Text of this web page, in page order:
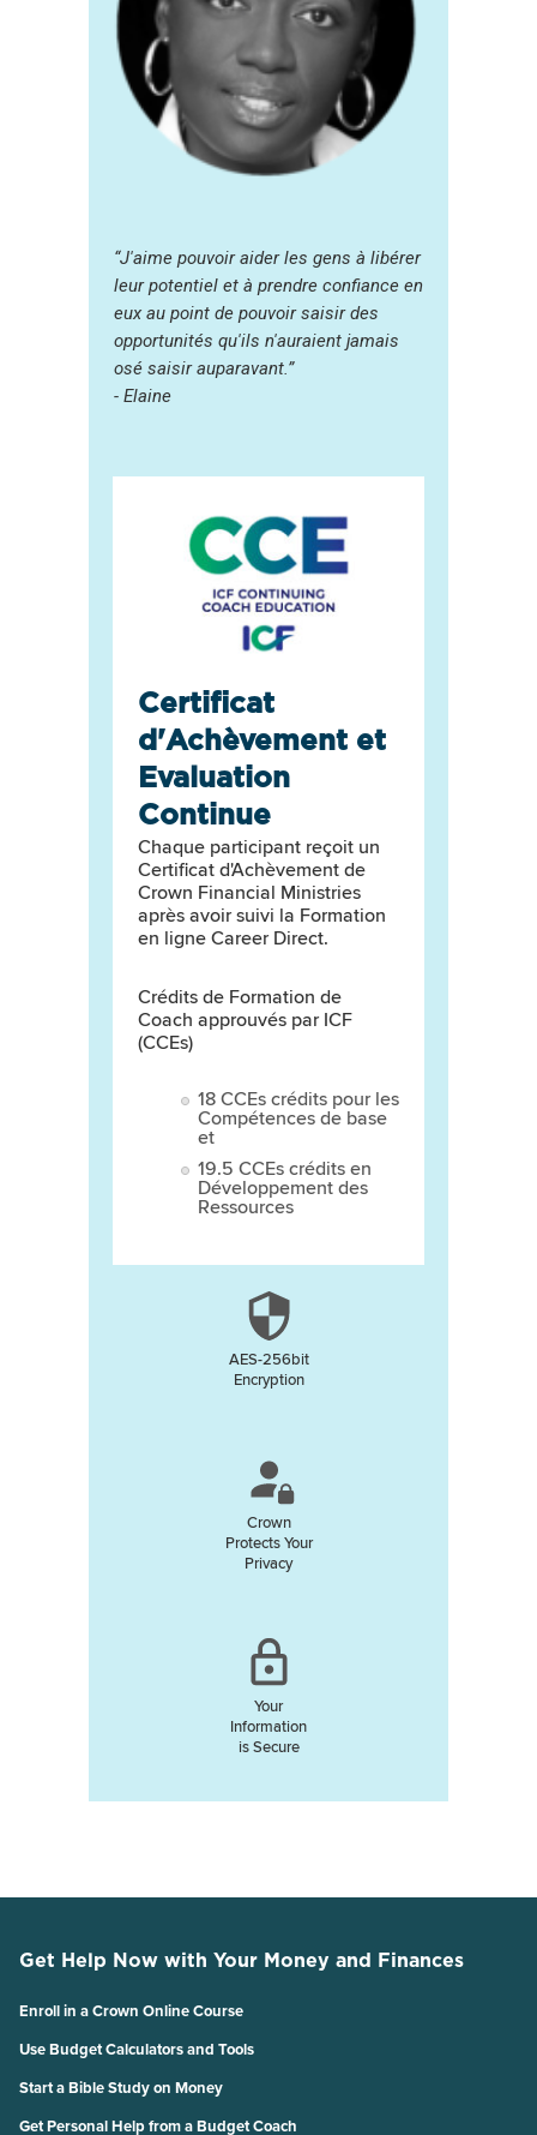
“J'aime pouvoir aider les gens à libérer
leur potentiel et à prendre confiance en
eux au point de pouvoir saisir des
opportunités qu'ils n'auraient jamais
osé saisir auparavant.”
- Elaine
Certificat
d'Achèvement et
Evaluation
Continue
Chaque participant reçoit un
Certificat d'Achèvement de
Crown Financial Ministries
après avoir suivi la Formation
en ligne Career Direct.
Crédits de Formation de
Coach approuvés par ICF
(CCEs)
18 CCEs crédits pour les
Compétences de base
et
19.5 CCEs crédits en
Développement des
Ressources
AES-256bit
Encryption
Crown
Protects Your
Privacy
Your
Information
is Secure
Get Help Now with Your Money and Finances
Enroll in a Crown Online Course
Use Budget Calculators and Tools
Start a Bible Study on Money
Get Personal Help from a Budget Coach